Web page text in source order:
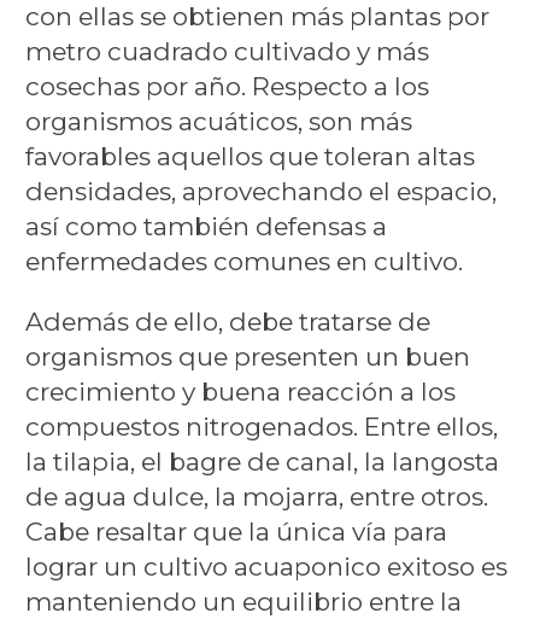
con ellas se obtienen más plantas por
metro cuadrado cultivado y más
cosechas por año. Respecto a los
organismos acuáticos, son más
favorables aquellos que toleran altas
densidades, aprovechando el espacio,
así como también defensas a
enfermedades comunes en cultivo.
Además de ello, debe tratarse de
organismos que presenten un buen
crecimiento y buena reacción a los
compuestos nitrogenados. Entre ellos,
la tilapia, el bagre de canal, la langosta
de agua dulce, la mojarra, entre otros.
Cabe resaltar que la única vía para
lograr un cultivo acuaponico exitoso es
manteniendo un equilibrio entre la